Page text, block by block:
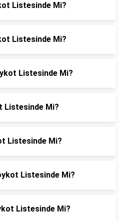
Listesinde Mi?
Listesinde Mi?
Listesinde Mi?
Listesinde Mi?
Listesinde Mi?
Listesinde Mi?
Listesinde Mi?